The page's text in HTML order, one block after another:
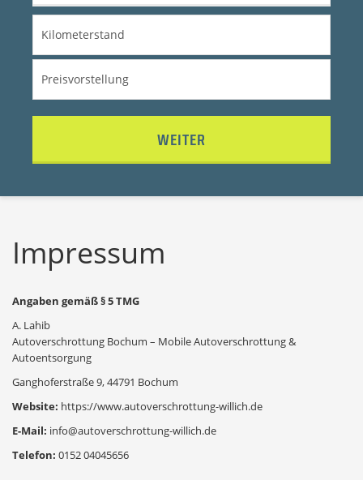
WEITER
Impressum
Angaben gemäß § 5 TMG
A. Lahib
Autoverschrottung Bochum – Mobile Autoverschrottung &
Autoentsorgung
Ganghoferstraße 9, 44791 Bochum
Website: https://www.autoverschrottung-willich.de
E-Mail: info@autoverschrottung-willich.de
Telefon: 0152 04045656